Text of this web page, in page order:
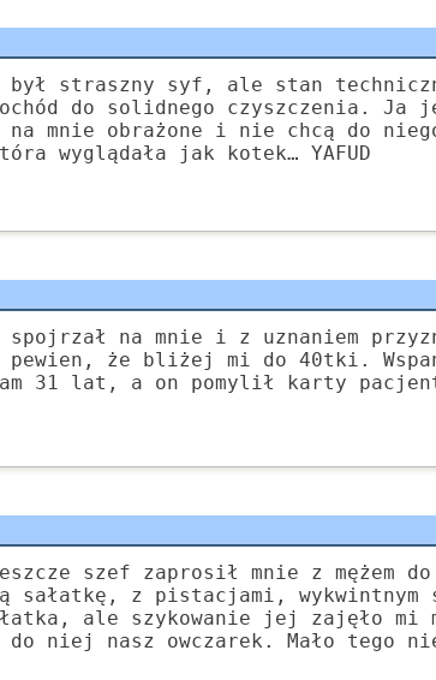
55394
55393 04 Lipca, 2026 15:03 Pepponenapisał(a)
55422 04 Lipca, 2026 15:02Peppone napisał(a)
55322 03 Lipca, 2026 15:31wasp napisał(a)
był straszny syf, ale stan
do solidnego czyszczenia. Ja
mnie obrażone i nie chcą do
wyglądała jak kotek… YAFUD
na mnie i z uznaniem
że bliżej mi do 40tki.
31 lat, a on pomylił karty
szef zaprosił mnie z mężem
sałatkę, z pistacjami, wykwintnym
ale szykowanie jej zajęło mi
niej nasz owczarek. Mało tego nie